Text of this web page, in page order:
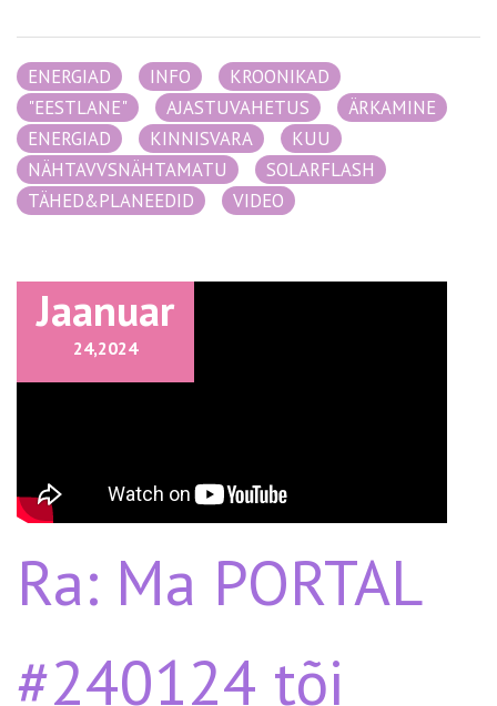
ENERGIAD INFO
KROONIKAD
"EESTLANE"
AJASTUVAHETUS
ÄRKAMINE
ENERGIAD
KINNISVARA
KUU
NÄHTAVVSNÄHTAMATU
SOLARFLASH
TÄHED&PLANEEDID
VIDEO
Jaanuar
24,2024
Ra: Ma PORTAL
#240124 tõi